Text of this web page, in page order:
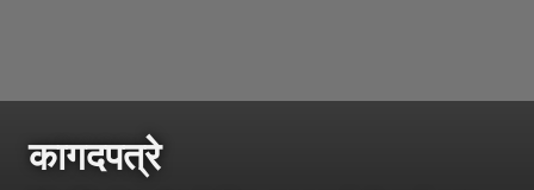
कागदपत्रे